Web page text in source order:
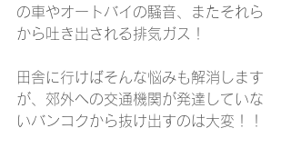
の車やオートバイの騒音、またそれら
から吐き出される排気ガス！
田舎に行けばそんな悩みも解消します
が、郊外への交通機関が発達していな
いバンコクから抜け出すのは大変！！